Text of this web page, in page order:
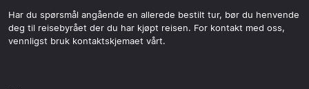
Har du spørsmål angående en allerede bestilt tur, bør du henvende
deg til reisebyrået der du har kjøpt reisen. For kontakt med oss,
vennligst bruk kontaktskjemaet vårt.